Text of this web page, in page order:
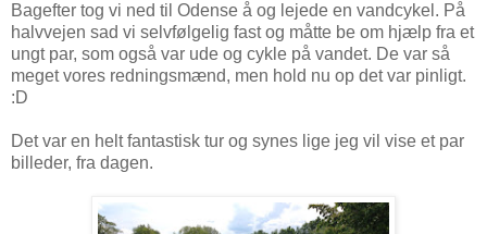
Bagefter tog vi ned til Odense å og lejede en vandcykel. På
halvvejen sad vi selvfølgelig fast og måtte be om hjælp fra et
ungt par, som også var ude og cykle på vandet. De var så
meget vores redningsmænd, men hold nu op det var pinligt.
:D
Det var en helt fantastisk tur og synes lige jeg vil vise et par
billeder, fra dagen.